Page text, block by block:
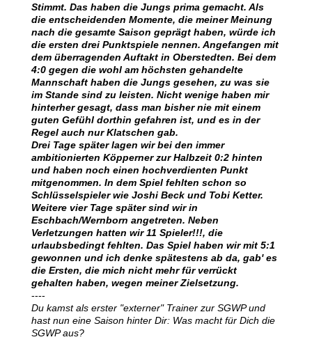
Stimmt. Das haben die Jungs prima gemacht. Als
die entscheidenden Momente, die meiner Meinung
nach die gesamte Saison geprägt haben, würde ich
die ersten drei Punktspiele nennen. Angefangen mit
dem überragenden Auftakt in Oberstedten. Bei dem
4:0 gegen die wohl am höchsten gehandelte
Mannschaft haben die Jungs gesehen, zu was sie
im Stande sind zu leisten. Nicht wenige haben mir
hinterher gesagt, dass man bisher nie mit einem
guten Gefühl dorthin gefahren ist, und es in der
Regel auch nur Klatschen gab.
Drei Tage später lagen wir bei den immer
ambitionierten Köpperner zur Halbzeit 0:2 hinten
und haben noch einen hochverdienten Punkt
mitgenommen. In dem Spiel fehlten schon so
Schlüsselspieler wie Joshi Beck und Tobi Ketter.
Weitere vier Tage später sind wir in
Eschbach/Wernborn angetreten. Neben
Verletzungen hatten wir 11 Spieler!!!, die
urlaubsbedingt fehlten. Das Spiel haben wir mit 5:1
gewonnen und ich denke spätestens ab da, gab' es
die Ersten, die mich nicht mehr für verrückt
gehalten haben, wegen meiner Zielsetzung.
----
Du kamst als erster "externer" Trainer zur SGWP und
hast nun eine Saison hinter Dir: Was macht für Dich die
SGWP aus?